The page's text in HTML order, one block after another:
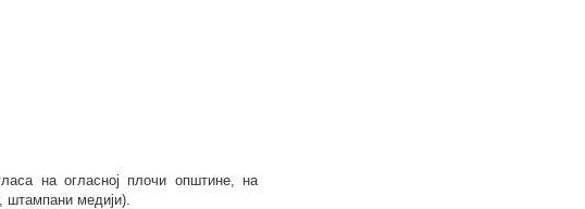
на огласној плочи општине, на
штампани медији).